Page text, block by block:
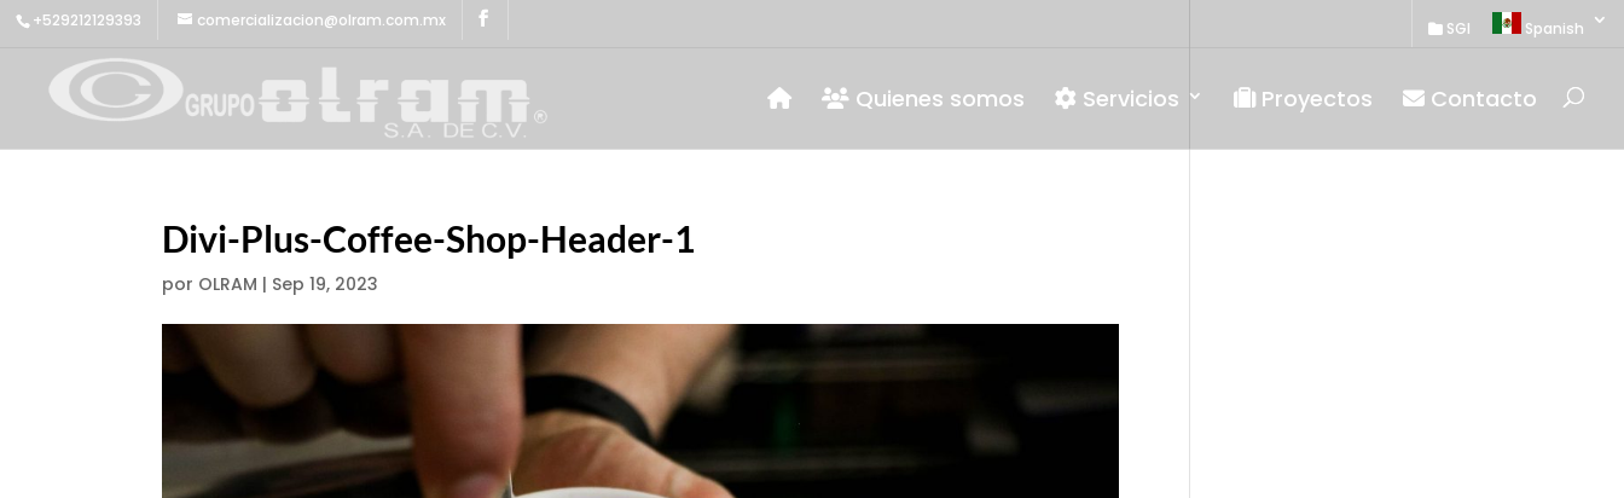
+529212129393 comercializacion@olram.com.mx SGI Spanish
Quienes somos Servicios Proyectos Contacto
Divi-Plus-Coffee-Shop-Header-1
por OLRAM | Sep 19, 2023